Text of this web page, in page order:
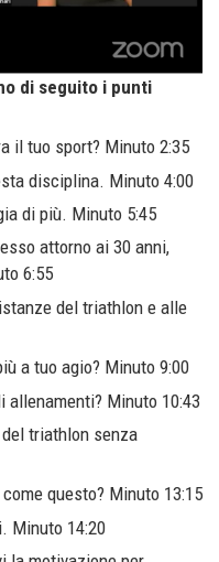
di seguito i punti
il tuo sport? Minuto 2:35
disciplina. Minuto 4:00
di più. Minuto 5:45
attorno ai 30 anni,
6:55
del triathlon e alle
a tuo agio? Minuto 9:00
Minuto 10:43
triathlon senza
questo? Minuto 13:15
Minuto 14:20